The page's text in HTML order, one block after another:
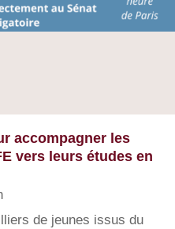
accompagner les
vers leurs études en
de jeunes issus du